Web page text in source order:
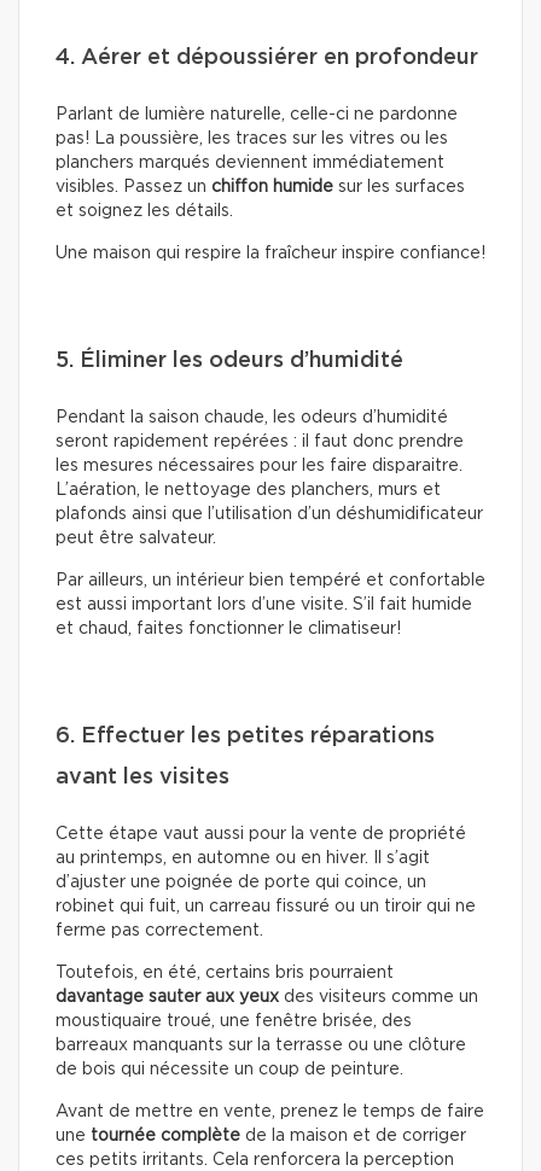
4. Aérer et dépoussiérer en profondeur
Parlant de lumière naturelle, celle-ci ne pardonne
pas! La poussière, les traces sur les vitres ou les
planchers marqués deviennent immédiatement
visibles. Passez un chiffon humide sur les surfaces
et soignez les détails.
Une maison qui respire la fraîcheur inspire confiance!
5. Éliminer les odeurs d’humidité
Pendant la saison chaude, les odeurs d’humidité
seront rapidement repérées : il faut donc prendre
les mesures nécessaires pour les faire disparaitre.
L’aération, le nettoyage des planchers, murs et
plafonds ainsi que l’utilisation d’un déshumidificateur
peut être salvateur.
Par ailleurs, un intérieur bien tempéré et confortable
est aussi important lors d’une visite. S’il fait humide
et chaud, faites fonctionner le climatiseur!
6. Effectuer les petites réparations
avant les visites
Cette étape vaut aussi pour la vente de propriété
au printemps, en automne ou en hiver. Il s’agit
d’ajuster une poignée de porte qui coince, un
robinet qui fuit, un carreau fissuré ou un tiroir qui ne
ferme pas correctement.
Toutefois, en été, certains bris pourraient
davantage sauter aux yeux des visiteurs comme un
moustiquaire troué, une fenêtre brisée, des
barreaux manquants sur la terrasse ou une clôture
de bois qui nécessite un coup de peinture.
Avant de mettre en vente, prenez le temps de faire
une tournée complète de la maison et de corriger
ces petits irritants. Cela renforcera la perception